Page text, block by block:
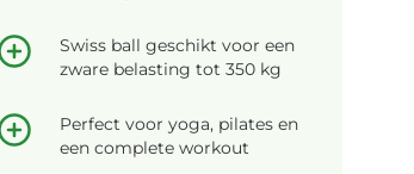
Swiss ball geschikt voor een
zware belasting tot 350 kg
Perfect voor yoga, pilates en
een complete workout